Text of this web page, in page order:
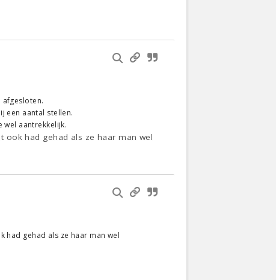
afgesloten.
een aantal stellen.
wel aantrekkelijk.
ook had gehad als ze haar man wel
had gehad als ze haar man wel